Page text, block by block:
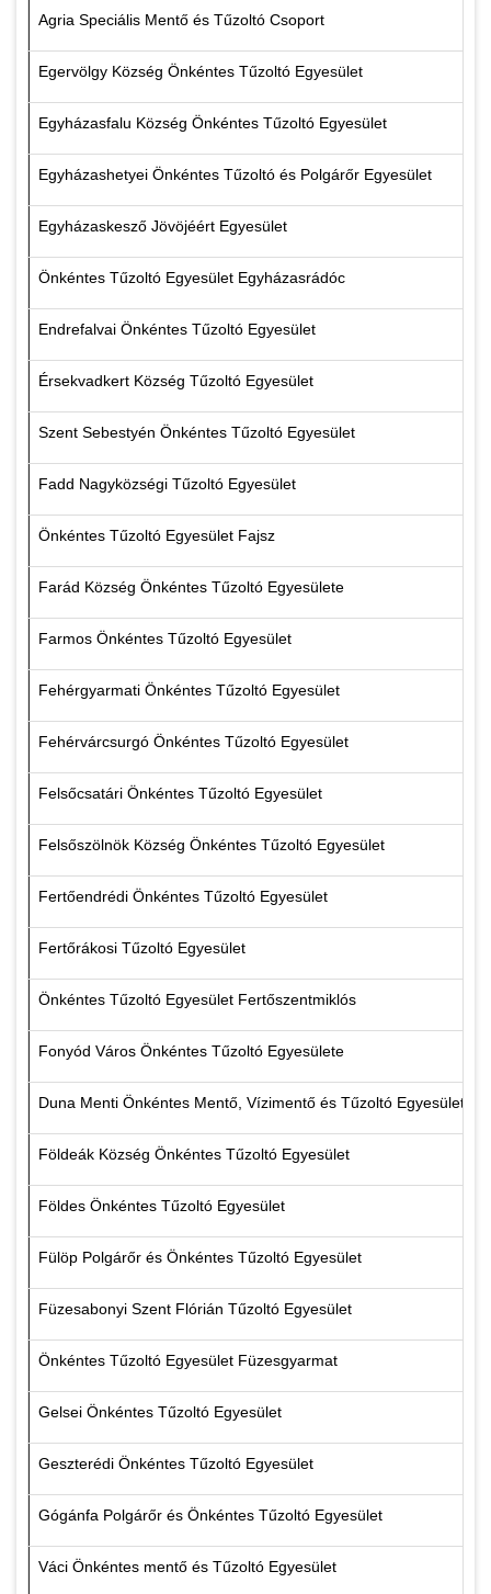
Agria Speciális Mentő és Tűzoltó Csoport
Egervölgy Község Önkéntes Tűzoltó Egyesület
Egyházasfalu Község Önkéntes Tűzoltó Egyesület
Egyházashetyei Önkéntes Tűzoltó és Polgárőr Egyesület
Egyházaskesző Jövöjéért Egyesület
Önkéntes Tűzoltó Egyesület Egyházasrádóc
Endrefalvai Önkéntes Tűzoltó Egyesület
Érsekvadkert Község Tűzoltó Egyesület
Szent Sebestyén Önkéntes Tűzoltó Egyesület
Fadd Nagyközségi Tűzoltó Egyesület
Önkéntes Tűzoltó Egyesület Fajsz
Farád Község Önkéntes Tűzoltó Egyesülete
Farmos Önkéntes Tűzoltó Egyesület
Fehérgyarmati Önkéntes Tűzoltó Egyesület
Fehérvárcsurgó Önkéntes Tűzoltó Egyesület
Felsőcsatári Önkéntes Tűzoltó Egyesület
Felsőszölnök Község Önkéntes Tűzoltó Egyesület
Fertőendrédi Önkéntes Tűzoltó Egyesület
Fertőrákosi Tűzoltó Egyesület
Önkéntes Tűzoltó Egyesület Fertőszentmiklós
Fonyód Város Önkéntes Tűzoltó Egyesülete
Duna Menti Önkéntes Mentő, Vízimentő és Tűzoltó Egyesület
Földeák Község Önkéntes Tűzoltó Egyesület
Földes Önkéntes Tűzoltó Egyesület
Fülöp Polgárőr és Önkéntes Tűzoltó Egyesület
Füzesabonyi Szent Flórián Tűzoltó Egyesület
Önkéntes Tűzoltó Egyesület Füzesgyarmat
Gelsei Önkéntes Tűzoltó Egyesület
Geszterédi Önkéntes Tűzoltó Egyesület
Gógánfa Polgárőr és Önkéntes Tűzoltó Egyesület
Váci Önkéntes mentő és Tűzoltó Egyesület